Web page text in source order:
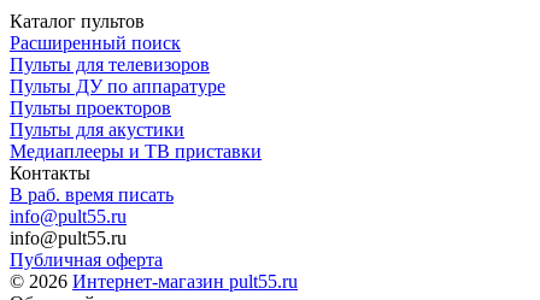
Каталог пультов
Расширенный поиск
Пульты для телевизоров
Пульты ДУ по аппаратуре
Пульты проекторов
Пульты для акустики
Медиаплееры и ТВ приставки
Контакты
В раб. время писать
info@pult55.ru
info@pult55.ru
Публичная оферта
© 2026 Интернет-магазин pult55.ru